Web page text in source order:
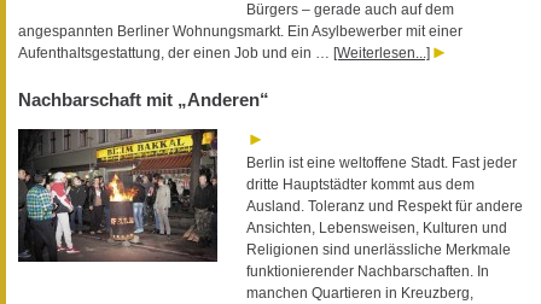
Bürgers – gerade auch auf dem
angespannten Berliner Wohnungsmarkt. Ein Asylbewerber mit einer
Aufenthaltsgestattung, der einen Job und ein … [Weiterlesen...]
Nachbarschaft mit „Anderen“
Berlin ist eine weltoffene Stadt. Fast jeder
dritte Hauptstädter kommt aus dem
Ausland. Toleranz und Respekt für andere
Ansichten, Lebensweisen, Kulturen und
Religionen sind unerlässliche Merkmale
funktionierender Nachbarschaften. In
manchen Quartieren in Kreuzberg,